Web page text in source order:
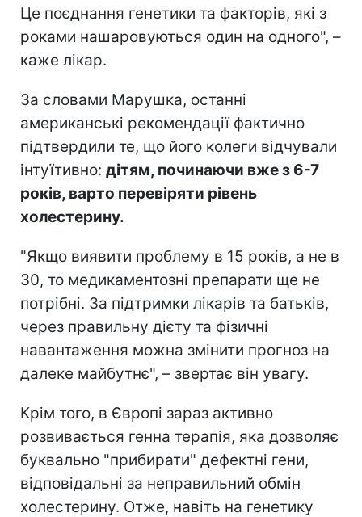
Це поєднання генетики та факторів, які з
роками нашаровуються один на одного", –
каже лікар.
За словами Марушка, останні
американські рекомендації фактично
підтвердили те, що його колеги відчували
інтуїтивно: дітям, починаючи вже з 6-7
років, варто перевіряти рівень
холестерину.
"Якщо виявити проблему в 15 років, а не в
30, то медикаментозні препарати ще не
потрібні. За підтримки лікарів та батьків,
через правильну дієту та фізичні
навантаження можна змінити прогноз на
далеке майбутнє", – звертає він увагу.
Крім того, в Європі зараз активно
розвивається генна терапія, яка дозволяє
буквально "прибирати" дефектні гени,
відповідальні за неправильний обмін
холестерину. Отже, навіть на генетику